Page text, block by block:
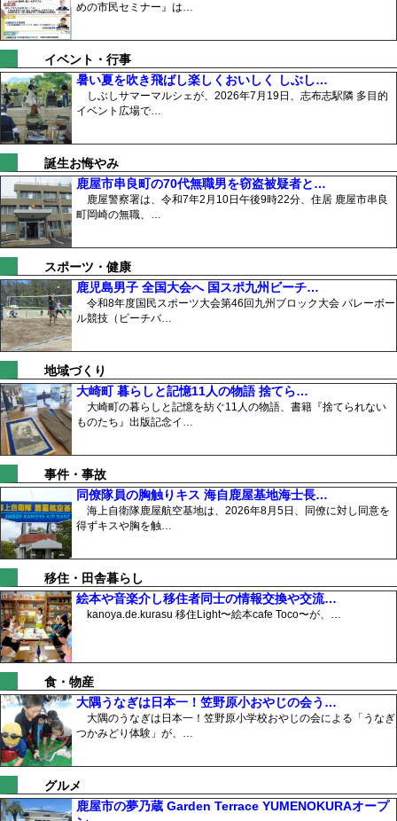
めの市民セミナー』は…
イベント・行事
暑い夏を吹き飛ばし楽しくおいしく しぶし…
しぶしサマーマルシェが、2026年7月19日、志布志駅隣 多目的
イベント広場で…
誕生お悔やみ
鹿屋市串良町の70代無職男を窃盗被疑者と…
鹿屋警察署は、令和7年2月10日午後9時22分、住居 鹿屋市串良
町岡崎の無職、…
スポーツ・健康
鹿児島男子 全国大会へ 国スポ九州ビーチ…
令和8年度国民スポーツ大会第46回九州ブロック大会 バレーボー
ル競技（ビーチバ…
地域づくり
大崎町 暮らしと記憶11人の物語 捨てら…
大崎町の暮らしと記憶を紡ぐ11人の物語、書籍『捨てられない
ものたち』出版記念イ…
事件・事故
同僚隊員の胸触りキス 海自鹿屋基地海士長…
海上自衛隊鹿屋航空基地は、2026年8月5日、同僚に対し同意を
得ずキスや胸を触…
移住・田舎暮らし
絵本や音楽介し移住者同士の情報交換や交流…
kanoya.de.kurasu 移住Light〜絵本cafe Toco〜が、…
食・物産
大隅うなぎは日本一！笠野原小おやじの会う…
大隅のうなぎは日本一！笠野原小学校おやじの会による「うなぎ
つかみどり体験」が、…
グルメ
鹿屋市の夢乃蔵 Garden Terrace YUMENOKURAオープ